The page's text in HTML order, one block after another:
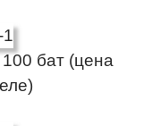
бат (цена